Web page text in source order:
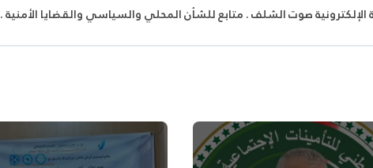
صوت الشلف . متابع للشأن المحلي والسياسي والقضايا الأمنية .